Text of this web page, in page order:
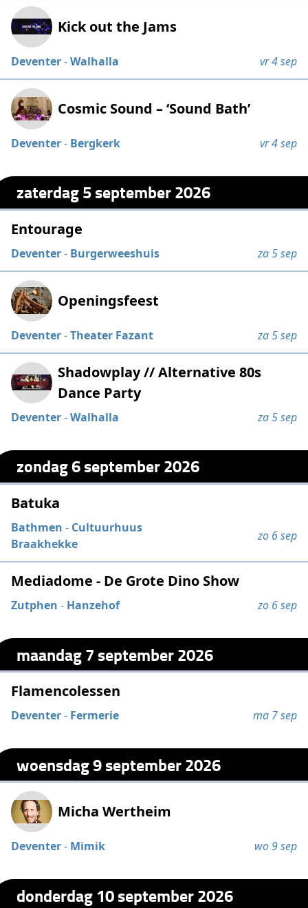
Kick out the Jams
Deventer-Walhalla vr 4 sep
Cosmic Sound – ‘Sound Bath’
Deventer- Bergkerk vr 4 sep
zaterdag 5 september 2026
Entourage
Deventer- Burgerweeshuis za 5 sep
Openingsfeest
Deventer-Theater Fazant za 5 sep
Shadowplay // Alternative 80s
Dance Party
Deventer-Walhalla za 5 sep
zondag 6 september 2026
Batuka
Bathmen - Cultuurhuus
Braakhekke
zo 6 sep
Mediadome - De Grote Dino Show
Zutphen - Hanzehof zo 6 sep
maandag 7 september 2026
Flamencolessen
Deventer- Fermerie ma 7 sep
woensdag 9 september 2026
Micha Wertheim
Deventer- Mimik wo 9 sep
donderdag 10 september 2026